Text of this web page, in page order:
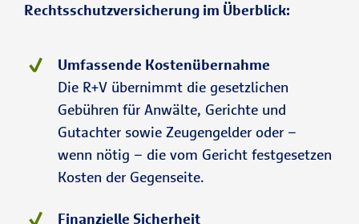
Rechtsschutzversicherung im Überblick:
Umfassende Kostenübernahme
Die R+V übernimmt die gesetzlichen
Gebühren für Anwälte, Gerichte und
Gutachter sowie Zeugengelder oder –
wenn nötig – die vom Gericht festgesetzen
Kosten der Gegenseite.
Finanzielle Sicherheit